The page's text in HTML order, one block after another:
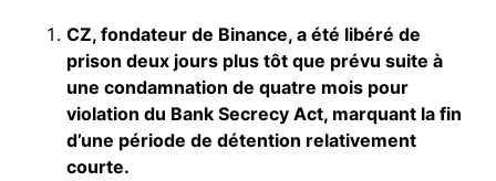
CZ, fondateur de Binance, a été libéré de
prison deux jours plus tôt que prévu suite à
une condamnation de quatre mois pour
violation du Bank Secrecy Act, marquant la fin
d’une période de détention relativement
courte.